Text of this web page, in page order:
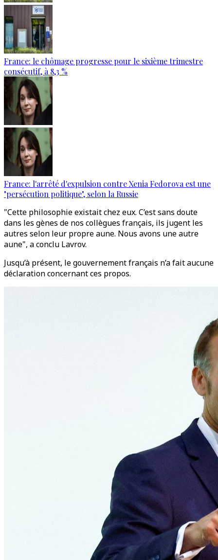
France: le chômage progresse pour le sixième trimestre
consécutif, à 8,3 %
France: l'arrêté d'expulsion contre Xenia Fedorova est une
"persécution politique", selon la Russie
"Cette philosophie existait chez eux. C’est sans doute
dans les gènes de nos collègues français, ils jugent les
autres selon leur propre aune. Nous avons une autre
aune", a conclu Lavrov.
Jusqu’à présent, le gouvernement français n’a fait aucune
déclaration concernant ces propos.